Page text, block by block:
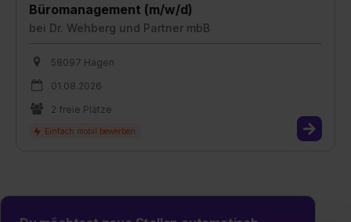
Büromanagement (m/w/d)
bei Dr. Wehberg und Partner mbB
58097 Hagen
01.08.2026
2 freie Plätze